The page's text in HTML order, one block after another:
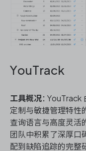
YouTrack
工具概况：YouTrack
定制与敏捷管理特性
查询语言与高度灵活
团队中积累了深厚口
配到缺陷追踪的完整